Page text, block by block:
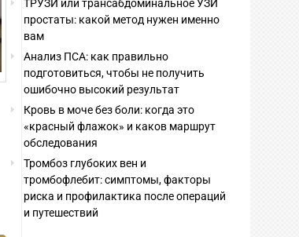
ТРУЗИ или трансабдоминальное УЗИ
простаты: какой метод нужен именно
вам
Анализ ПСА: как правильно
подготовиться, чтобы не получить
ошибочно высокий результат
Кровь в моче без боли: когда это
«красный флажок» и каков маршрут
обследования
Тромбоз глубоких вен и
тромбофлебит: симптомы, факторы
риска и профилактика после операций
и путешествий